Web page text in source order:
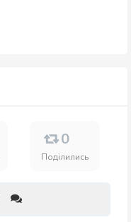
0
Поділились